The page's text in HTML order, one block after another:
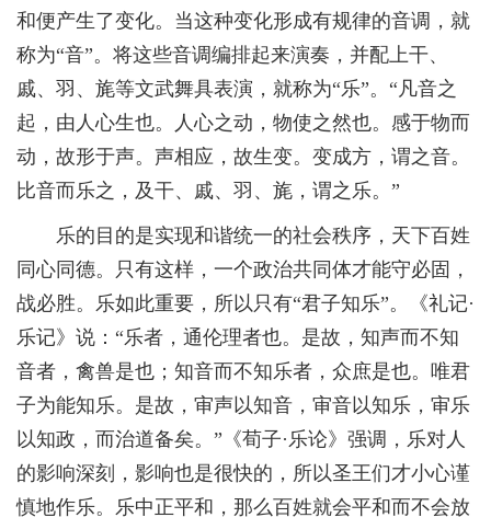
和便产生了变化。当这种变化形成有规律的音调，就
称为“音”。将这些音调编排起来演奏，并配上干、
戚、羽、旄等文武舞具表演，就称为“乐”。“凡音之
起，由人心生也。人心之动，物使之然也。感于物而
动，故形于声。声相应，故生变。变成方，谓之音。
比音而乐之，及干、戚、羽、旄，谓之乐。”
乐的目的是实现和谐统一的社会秩序，天下百姓
同心同德。只有这样，一个政治共同体才能守必固，
战必胜。乐如此重要，所以只有“君子知乐”。《礼记·
乐记》说：“乐者，通伦理者也。是故，知声而不知
音者，禽兽是也；知音而不知乐者，众庶是也。唯君
子为能知乐。是故，审声以知音，审音以知乐，审乐
以知政，而治道备矣。”《荀子·乐论》强调，乐对人
的影响深刻，影响也是很快的，所以圣王们才小心谨
慎地作乐。乐中正平和，那么百姓就会平和而不会放